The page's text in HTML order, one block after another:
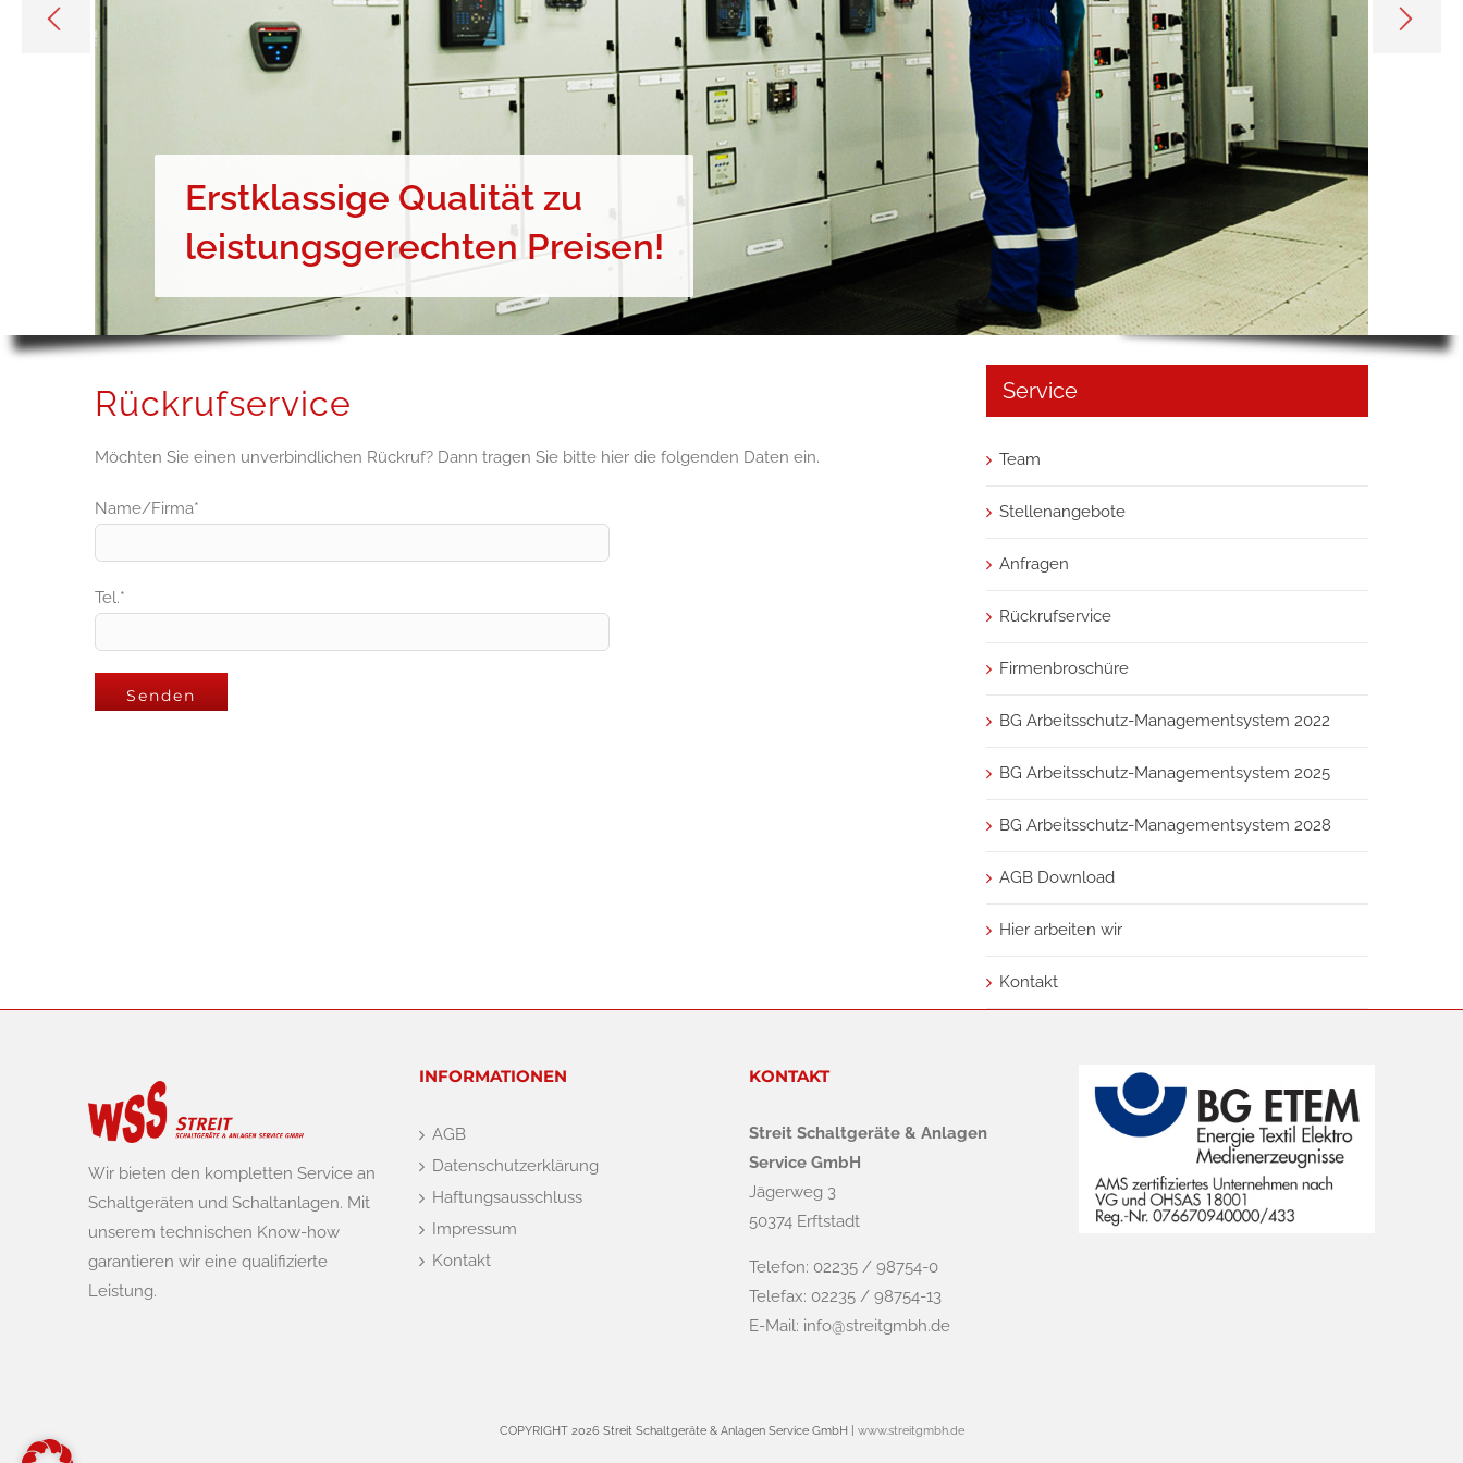
Erstklassige Qualität zu
leistungsgerechten Preisen!
Rückrufservice
Möchten Sie einen unverbindlichen Rückruf? Dann tragen Sie bitte hier die folgenden Daten ein.
Name/Firma*
Tel.*
Service
Team
Stellenangebote
Anfragen
Rückrufservice
Firmenbroschüre
BG Arbeitsschutz-Managementsystem 2022
BG Arbeitsschutz-Managementsystem 2025
BG Arbeitsschutz-Managementsystem 2028
AGB Download
Hier arbeiten wir
Kontakt
Wir bieten den kompletten Service an
Schaltgeräten und Schaltanlagen. Mit
unserem technischen Know-how
garantieren wir eine qualifizierte
Leistung.
INFORMATIONEN
AGB
Datenschutzerklärung
Haftungsausschluss
Impressum
Kontakt
KONTAKT
Streit Schaltgeräte & Anlagen
Service GmbH
Jägerweg 3
50374 Erftstadt
Telefon: 02235 / 98754-0
Telefax: 02235 / 98754-13
E-Mail: info@streitgmbh.de
COPYRIGHT 2026 Streit Schaltgeräte & Anlagen Service GmbH | www.streitgmbh.de